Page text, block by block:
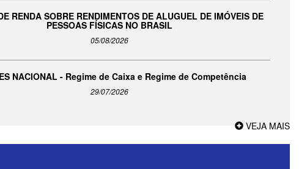
RENDA SOBRE RENDIMENTOS DE ALUGUEL DE IMÓVEIS DE
PESSOAS FÍSICAS NO BRASIL
05/08/2026
NACIONAL - Regime de Caixa e Regime de Competência
29/07/2026
VEJA MAIS